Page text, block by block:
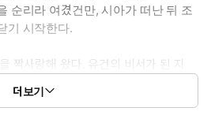
순리라 여겼건만, 시아가 떠난 뒤 조
기 시작한다.
짝사랑해 왔다. 유건의 비서가 된 지
분에 숨겨 온 마음을 고백하고 유건과
러나 숨 가쁜 행복도 잠깐, 유건 약혼녀
더보기